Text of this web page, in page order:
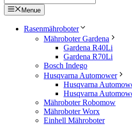
Menue
Rasenmähroboter
Mähroboter Gardena
Gardena R40Li
Gardena R70Li
Bosch Indego
Husqvarna Automower
Husqvarna
Husqvarna
Mähroboter Robomow
Mähroboter Worx
Einhell Mähroboter